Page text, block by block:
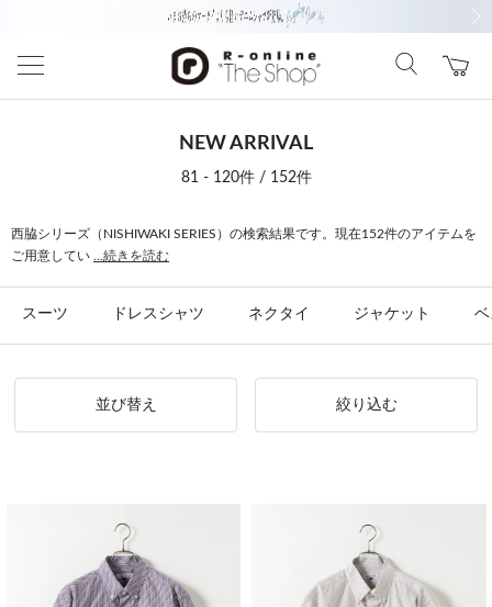
NEW ARRIVAL
81 - 120件 / 152件
西脇シリーズ（NISHIWAKI SERIES）の検索結果です。現在152件のアイテムを
ご用意してい
...続きを読む
スーツ ドレスシャツ ネクタイ ジャケット
並び替え 絞り込む